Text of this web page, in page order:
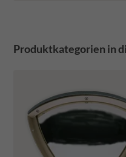
Produktkategorien in